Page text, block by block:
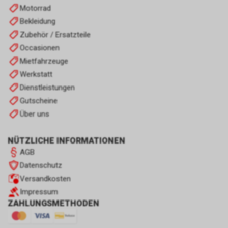
Motorrad
Bekleidung
Zubehör / Ersatzteile
Occasionen
Mietfahrzeuge
Werkstatt
Dienstleistungen
Gutscheine
Über uns
NÜTZLICHE INFORMATIONEN
AGB
Datenschutz
Versandkosten
Impressum
ZAHLUNGSMETHODEN